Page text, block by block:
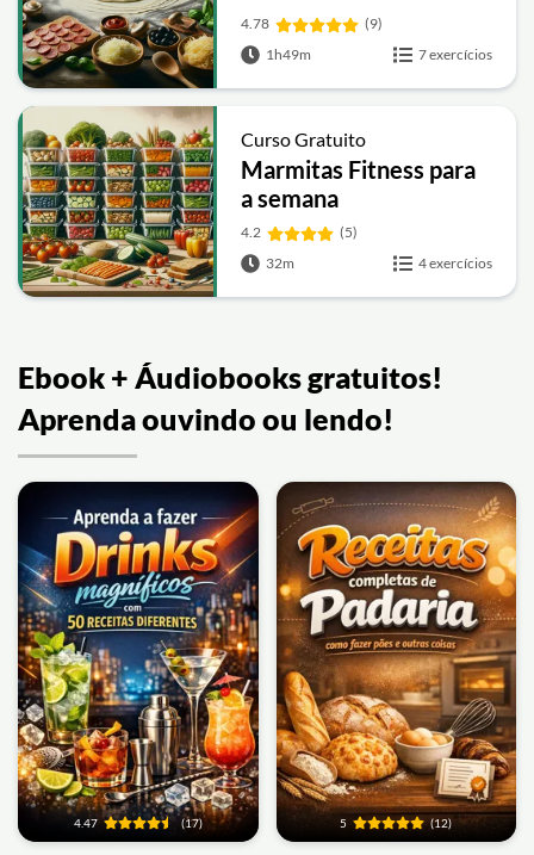
4.78
(9)
1h49m
7 exercícios
Curso Gratuito
Marmitas Fitness para
a semana
4.2
(5)
32m
4 exercícios
Ebook + Áudiobooks gratuitos!
Aprenda ouvindo ou lendo!
4.47 (17) 5 (12)